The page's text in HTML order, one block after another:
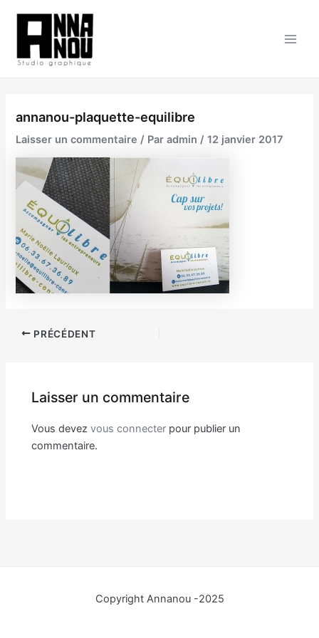
contenu
annanou-plaquette-equilibre
Laisser un commentaire / Paradmin/12 janvier 2017
NavigationPRÉCÉDENT
Laisser un commentaire
Vous devezvous connecter pour publier un
commentaire.
Copyright Annanou -2025